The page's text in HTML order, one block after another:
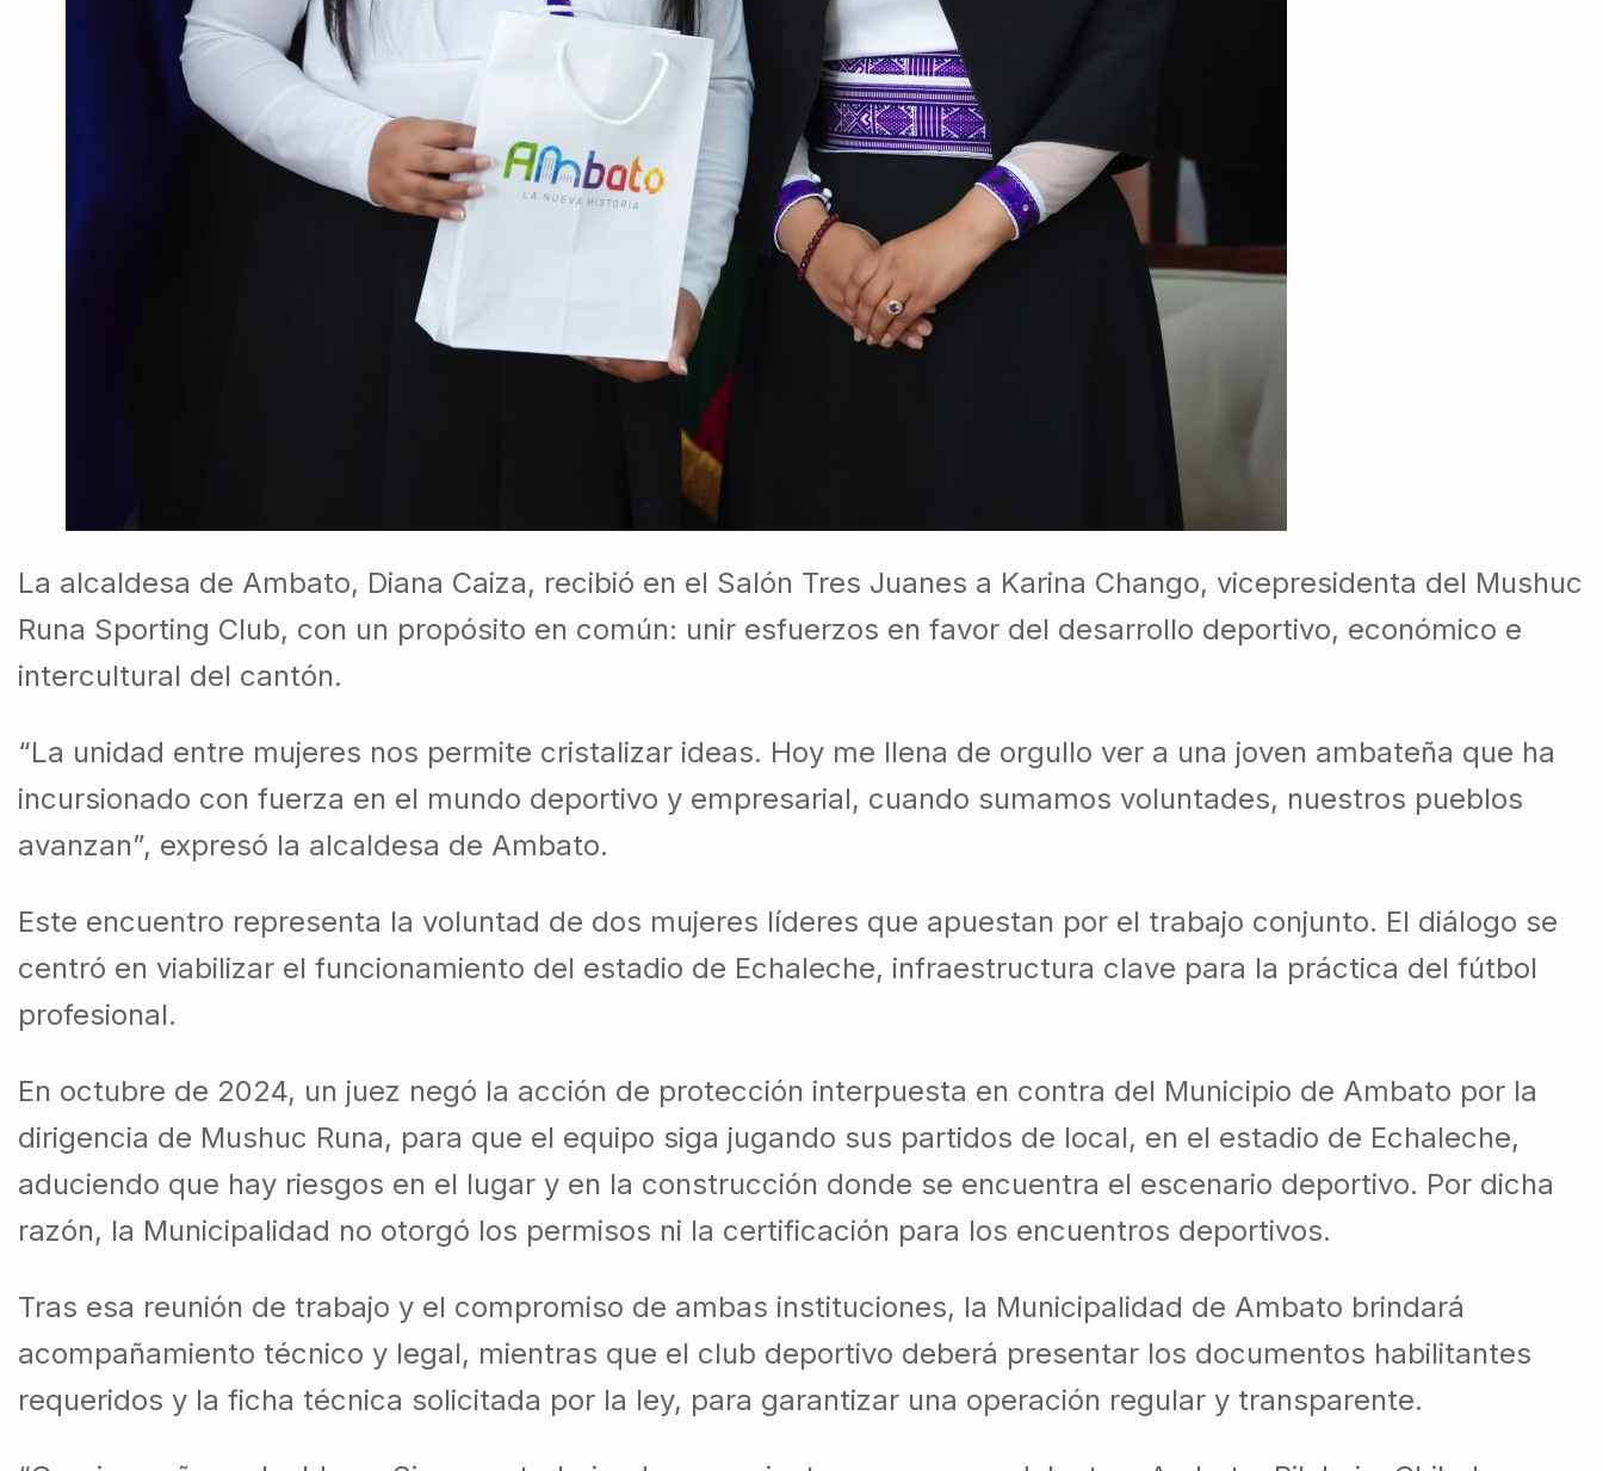
La alcaldesa de Ambato, Diana Caiza, recibió en el Salón Tres Juanes a Karina Chango, vicepresidenta del Mushuc
Runa Sporting Club, con un propósito en común: unir esfuerzos en favor del desarrollo deportivo, económico e
intercultural del cantón.
“La unidad entre mujeres nos permite cristalizar ideas. Hoy me llena de orgullo ver a una joven ambateña que ha
incursionado con fuerza en el mundo deportivo y empresarial, cuando sumamos voluntades, nuestros pueblos
avanzan”, expresó la alcaldesa de Ambato.
Este encuentro representa la voluntad de dos mujeres líderes que apuestan por el trabajo conjunto. El diálogo se
centró en viabilizar el funcionamiento del estadio de Echaleche, infraestructura clave para la práctica del fútbol
profesional.
En octubre de 2024, un juez negó la acción de protección interpuesta en contra del Municipio de Ambato por la
dirigencia de Mushuc Runa, para que el equipo siga jugando sus partidos de local, en el estadio de Echaleche,
aduciendo que hay riesgos en el lugar y en la construcción donde se encuentra el escenario deportivo. Por dicha
razón, la Municipalidad no otorgó los permisos ni la certificación para los encuentros deportivos.
Tras esa reunión de trabajo y el compromiso de ambas instituciones, la Municipalidad de Ambato brindará
acompañamiento técnico y legal, mientras que el club deportivo deberá presentar los documentos habilitantes
requeridos y la ficha técnica solicitada por la ley, para garantizar una operación regular y transparente.